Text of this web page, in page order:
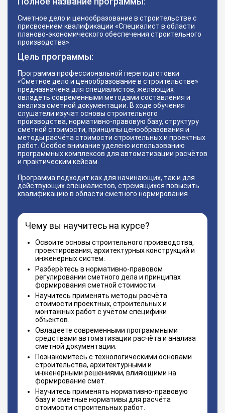
Сметное дело и ценообразование в строительстве с
присвоением квалификации «Специалист в области
планово-экономического обеспечения строительного
производства»
Цель программы:
Программа профессиональной переподготовки
«Сметное дело и ценообразование в строительстве»
предназначена для специалистов, желающих
овладеть современными методами составления и
анализа сметной документации. В ходе обучения
слушатели изучат основы строительного
производства, нормативно-правовую базу, структуру
сметной стоимости, принципы ценообразования и
методы расчёта стоимости строительных и проектных
работ. Особое внимание уделено использованию
программных комплексов для автоматизации расчётов
и практическим кейсам.
Программа подходит как для начинающих, так и для
действующих специалистов, стремящихся повысить
квалификацию в области сметного нормирования.
Чему вы научитесь на курсе?
Освоите основы строительного производства,
проектирования, архитектурных конструкций и
инженерных систем.
Разберётесь в нормативно-правовом
регулировании сметного дела и принципах
формирования сметной стоимости.
Научитесь применять методы расчёта
стоимости проектных, строительных и
монтажных работ с учётом специфики
объектов.
Овладеете современными программными
средствами автоматизации расчёта и анализа
сметной документации.
Познакомитесь с технологическими основами
строительства, архитектурными и
инженерными решениями, влияющими на
формирование смет.
Научитесь применять нормативно-правовую
базу и сметные нормативы для расчёта
стоимости строительных работ.